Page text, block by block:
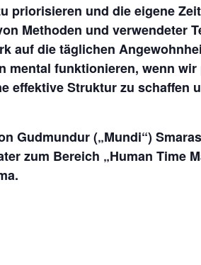
priorisieren und die eigene
Methoden und verwendeter
auf die täglichen
mental funktionieren, wenn
effektive Struktur zu schaffen
Gudmundur („Mundi“)
zum Bereich „Human Time